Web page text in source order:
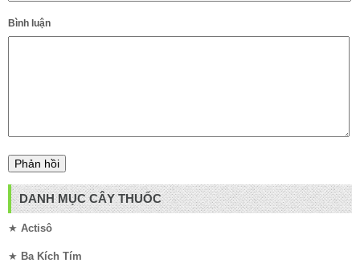
Bình luận
DANH MỤC CÂY THUỐC
★ Actisô
★ Ba Kích Tím